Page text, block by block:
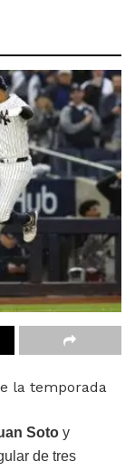
la temporada
Soto y
de tres